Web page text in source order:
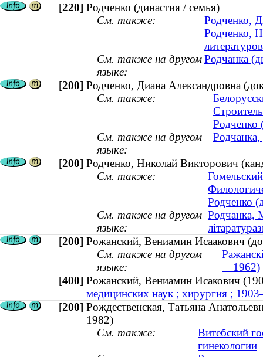
[220] Родченко (династия / семья)
См. также:
Родченко,
Родченко,
См. также на другом
языке:
Родчанка
[200] Родченко, Диана Александровна
См. также:
Родченко
См. также на другом
языке:
Родчанка,
[200] Родченко, Николай Викторович
См. также:
Родченко
См. также на другом
языке:
Родчанка,
[200] Рожанский, Вениамин Исаакович
См. также на другом
языке:
—1962)
[400] Рожанский, Вениамин Исакович
медицинских наук ; хирургия ;
[200] Рождественская, Татьяна
1982)
См. также:
Витебский
гинекологии